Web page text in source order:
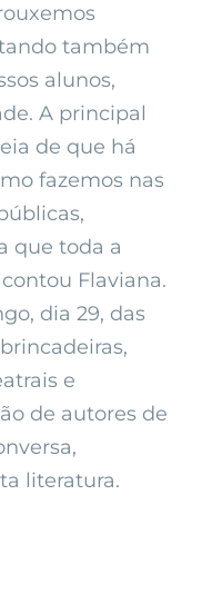
também
alunos,
A principal
de que há
fazemos nas
que toda a
Flaviana.
dia 29, das
e
de autores de
literatura.